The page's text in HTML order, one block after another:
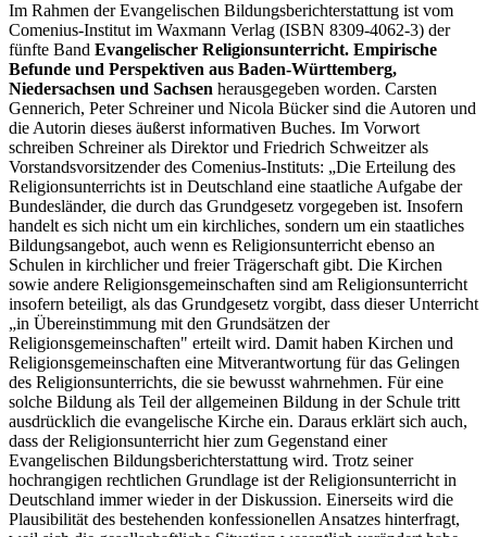
Im Rahmen der Evangelischen Bildungsberichterstattung ist vom
Comenius-Institut im Waxmann Verlag (ISBN 8309-4062-3) der
fünfte Band Evangelischer Religionsunterricht. Empirische
Befunde und Perspektiven aus Baden-Württemberg,
Niedersachsen und Sachsen herausgegeben worden. Carsten
Gennerich, Peter Schreiner und Nicola Bücker sind die Autoren und
die Autorin dieses äußerst informativen Buches. Im Vorwort
schreiben Schreiner als Direktor und Friedrich Schweitzer als
Vorstandsvorsitzender des Comenius-Instituts: „Die Erteilung des
Religionsunterrichts ist in Deutschland eine staatliche Aufgabe der
Bundesländer, die durch das Grundgesetz vorgegeben ist. Insofern
handelt es sich nicht um ein kirchliches, sondern um ein staatliches
Bildungsangebot, auch wenn es Religionsunterricht ebenso an
Schulen in kirchlicher und freier Trägerschaft gibt. Die Kirchen
sowie andere Religionsgemeinschaften sind am Religionsunterricht
insofern beteiligt, als das Grundgesetz vorgibt, dass dieser Unterricht
„in Übereinstimmung mit den Grundsätzen der
Religionsgemeinschaften" erteilt wird. Damit haben Kirchen und
Religionsgemeinschaften eine Mitverantwortung für das Gelingen
des Religionsunterrichts, die sie bewusst wahrnehmen. Für eine
solche Bildung als Teil der allgemeinen Bildung in der Schule tritt
ausdrücklich die evangelische Kirche ein. Daraus erklärt sich auch,
dass der Religionsunterricht hier zum Gegenstand einer
Evangelischen Bildungsberichterstattung wird. Trotz seiner
hochrangigen rechtlichen Grundlage ist der Religionsunterricht in
Deutschland immer wieder in der Diskussion. Einerseits wird die
Plausibilität des bestehenden konfessionellen Ansatzes hinterfragt,